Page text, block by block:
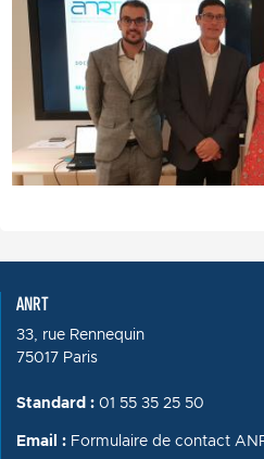
ANRT
33, rue Rennequin
75017 Paris
Standard : 01 55 35 25 50
Email : Formulaire de contact